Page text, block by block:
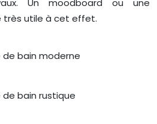
Un moodboard ou une
très utile à cet effet.